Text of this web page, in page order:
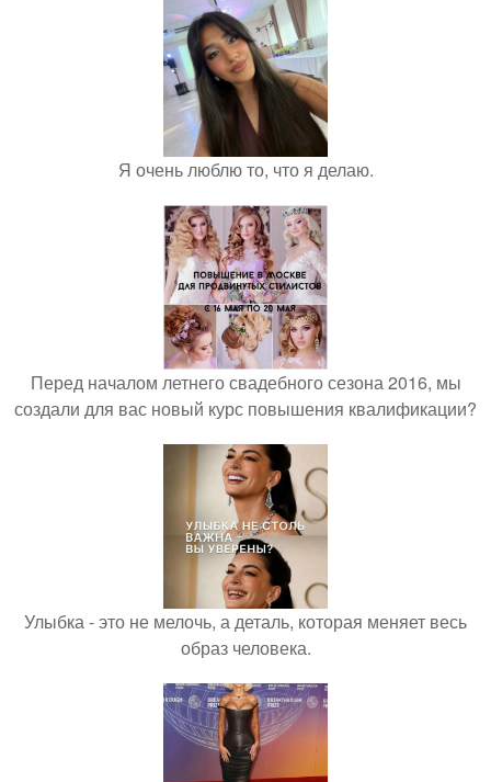
Я очень люблю то, что я делаю.
Перед началом летнего свадебного сезона 2016, мы
создали для вас новый курс повышения квалификации?
Улыбка - это не мелочь, а деталь, которая меняет весь
образ человека.